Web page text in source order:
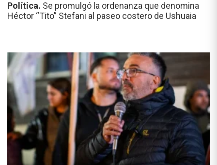
Política. Se promulgó la ordenanza que denomina
Héctor “Tito” Stefani al paseo costero de Ushuaia